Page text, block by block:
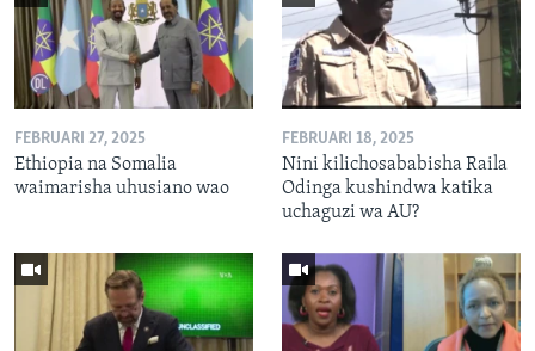
FEBRUARI 27, 2025
Ethiopia na Somalia
waimarisha uhusiano wao
FEBRUARI 18, 2025
Nini kilichosababisha Raila
Odinga kushindwa katika
uchaguzi wa AU?